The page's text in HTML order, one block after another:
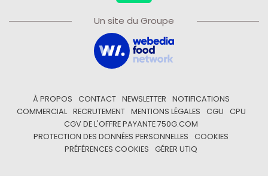
Un site du Groupe
À PROPOS CONTACT NEWSLETTER
NOTIFICATIONS
COMMERCIAL
RECRUTEMENT MENTIONS LÉGALES CGU
CPU
CGV DE L'OFFRE PAYANTE 750G.COM
PROTECTION DES DONNÉES PERSONNELLES
COOKIES
PRÉFÉRENCES COOKIES
GÉRER UTIQ